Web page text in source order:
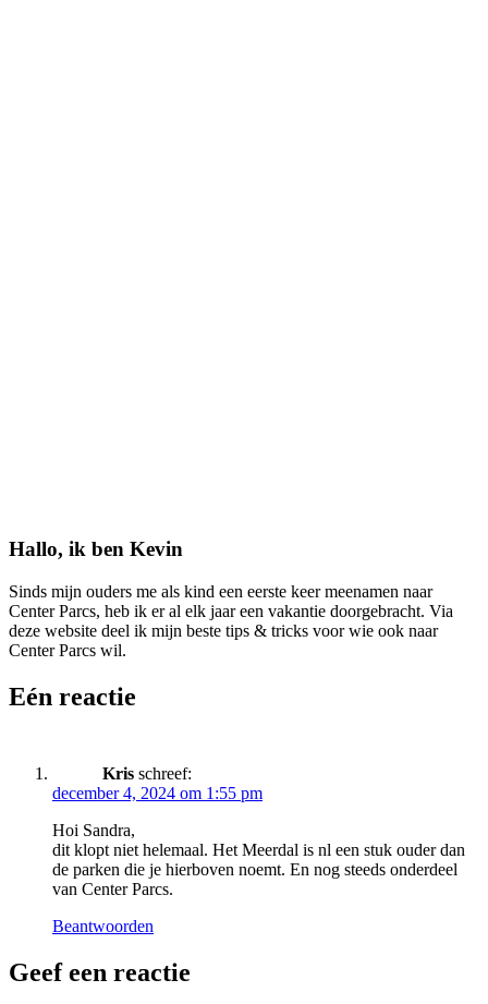
Hallo, ik ben Kevin
Sinds mijn ouders me als kind een eerste keer meenamen naar
Center Parcs, heb ik er al elk jaar een vakantie doorgebracht. Via
deze website deel ik mijn beste tips & tricks voor wie ook naar
Center Parcs wil.
Eén reactie
Kris schreef:
december 4, 2024 om 1:55 pm
Hoi Sandra,
dit klopt niet helemaal. Het Meerdal is nl een stuk ouder dan
de parken die je hierboven noemt. En nog steeds onderdeel
van Center Parcs.
Beantwoorden
Geef een reactie